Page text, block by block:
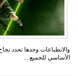
والانطباعات وحدها تحدد
الأساسي للجميع....